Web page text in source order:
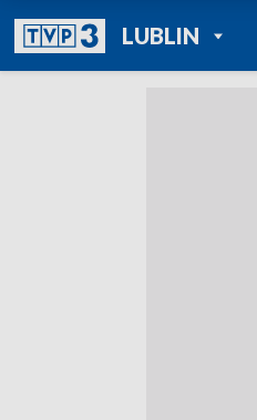
LUBLINPOWRÓT DO
TVP REGIONY